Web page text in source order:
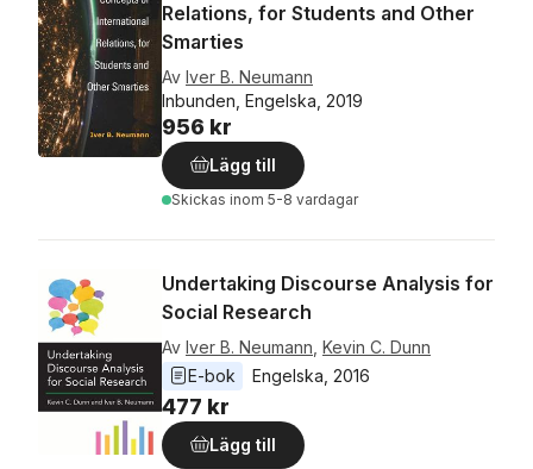
Relations, for Students and Other
Smarties
Av Iver B. Neumann
Inbunden, Engelska, 2019
956 kr
Lägg till
Skickas inom 5-8 vardagar
Undertaking Discourse Analysis for
Social Research
Av Iver B. Neumann Kevin C. Dunn
E-bok
Engelska 2016
477 kr
Lägg till